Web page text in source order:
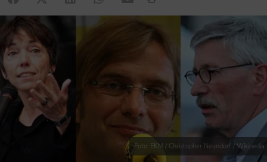
Foto: EKM / Christopher Neundorf / Wikipedia